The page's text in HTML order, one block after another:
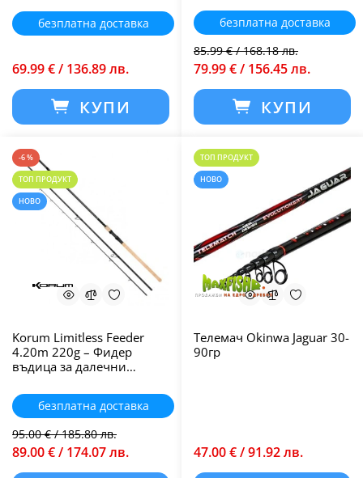
безплатна доставка
69.99 € / 136.89 лв.
КУПИ
безплатна доставка
85.99 € / 168.18 лв.
79.99 € / 156.45 лв.
КУПИ
-6 %
ТОП ПРОДУКТ
НОВО
Korum Limitless Feeder
4.20m 220g – Фидер
въдица за далечни
безплатна доставка
95.00 € / 185.80 лв.
89.00 € / 174.07 лв.
ТОП ПРОДУКТ
НОВО
Телемач Okinwa Jaguar 30-
90гр
47.00 € / 91.92 лв.